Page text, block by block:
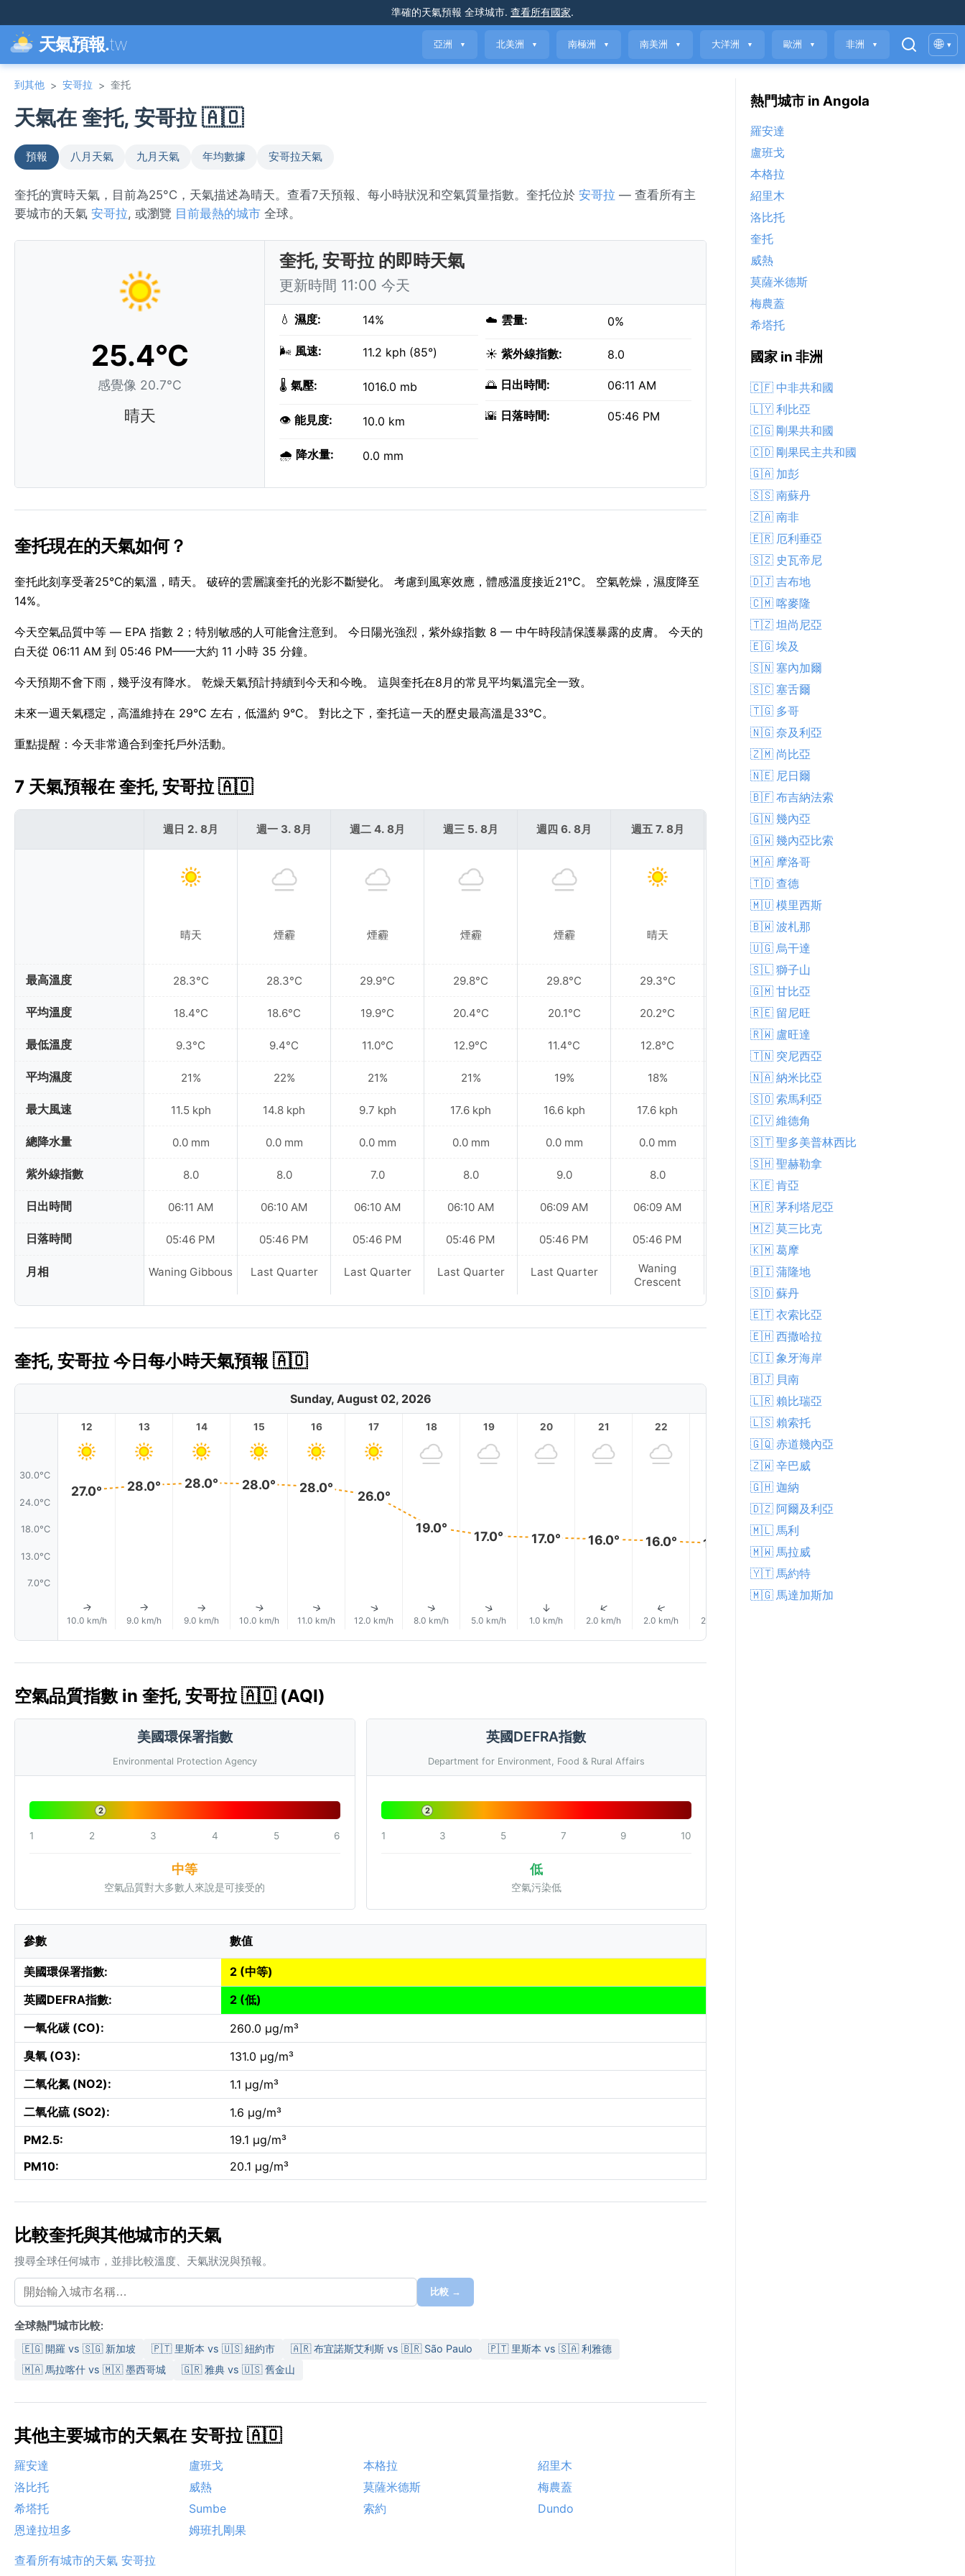
準確的天氣預報 全球城市. 查看所有國家.
天氣預報.tw 亞洲 ▼ 北美洲 ▼ 南極洲 ▼ 南美洲 ▼ 大洋洲 ▼ 歐洲 ▼ 非洲 ▼ 🌐 ▾
到其他 > 安哥拉 > 奎托
天氣在 奎托, 安哥拉 🇦🇴
預報 八月天氣 九月天氣 年均數據 安哥拉天氣
奎托的實時天氣，目前為25°C，天氣描述為晴天。查看7天預報、每小時狀況和空氣質量指數。奎托位於 安哥拉 — 查看所有主
要城市的天氣 安哥拉, 或瀏覽 目前最熱的城市 全球。
25.4°C
感覺像 20.7°C
晴天
奎托, 安哥拉 的即時天氣
更新時間 11:00 今天
💧 濕度: 14%
🌬️ 風速: 11.2 kph (85°)
🌡️ 氣壓: 1016.0 mb
👁️ 能見度: 10.0 km
🌧️ 降水量: 0.0 mm
☁️ 雲量: 0%
☀️ 紫外線指數: 8.0
🌅 日出時間: 06:11 AM
🌇 日落時間: 05:46 PM
奎托現在的天氣如何？
奎托此刻享受著25°C的氣溫，晴天。 破碎的雲層讓奎托的光影不斷變化。 考慮到風寒效應，體感溫度接近21°C。 空氣乾燥，濕度降至
14%。
今天空氣品質中等 — EPA 指數 2；特別敏感的人可能會注意到。 今日陽光強烈，紫外線指數 8 — 中午時段請保護暴露的皮膚。 今天的
白天從 06:11 AM 到 05:46 PM——大約 11 小時 35 分鐘。
今天預期不會下雨，幾乎沒有降水。 乾燥天氣預計持續到今天和今晚。 這與奎托在8月的常見平均氣溫完全一致。
未來一週天氣穩定，高溫維持在 29°C 左右，低溫約 9°C。 對比之下，奎托這一天的歷史最高溫是33°C。
重點提醒：今天非常適合到奎托戶外活動。
7 天氣預報在 奎托, 安哥拉 🇦🇴
最高溫度
平均溫度
最低溫度
平均濕度
最大風速
總降水量
紫外線指數
日出時間
日落時間
月相
週日 2. 8月
晴天
28.3°C
18.4°C
9.3°C
21%
11.5 kph
0.0 mm
8.0
06:11 AM
05:46 PM
Waning Gibbous
週一 3. 8月
煙霾
28.3°C
18.6°C
9.4°C
22%
14.8 kph
0.0 mm
8.0
06:10 AM
05:46 PM
Last Quarter
週二 4. 8月
煙霾
29.9°C
19.9°C
11.0°C
21%
9.7 kph
0.0 mm
7.0
06:10 AM
05:46 PM
Last Quarter
週三 5. 8月
煙霾
29.8°C
20.4°C
12.9°C
21%
17.6 kph
0.0 mm
8.0
06:10 AM
05:46 PM
Last Quarter
週四 6. 8月
煙霾
29.8°C
20.1°C
11.4°C
19%
16.6 kph
0.0 mm
9.0
06:09 AM
05:46 PM
Last Quarter
週五 7. 8月
晴天
29.3°C
20.2°C
12.8°C
18%
17.6 kph
0.0 mm
8.0
06:09 AM
05:46 PM
Waning
Crescent
週六 8. 8月
晴天
20.1°C
17%
0.0 mm
06:08 AM
Waning
奎托, 安哥拉 今日每小時天氣預報 🇦🇴
Sunday, August 02, 2026
30.0°C
24.0°C
18.0°C
13.0°C
7.0°C
12
27.0°
↑
10.0 km/h
13
28.0°
↑
9.0 km/h
14
28.0°
↑
9.0 km/h
15
28.0°
↑
10.0 km/h
16
28.0°
↑
11.0 km/h
17
26.0°
↑
12.0 km/h
18
19.0°
↑
8.0 km/h
19
17.0°
↑
5.0 km/h
20
17.0°
↑
1.0 km/h
21
16.0°
↑
2.0 km/h
22
16.0°
↑
2.0 km/h
15.0°
2.0 km/h
14.0°
空氣品質指數 in 奎托, 安哥拉 🇦🇴 (AQI)
美國環保署指數
Environmental Protection Agency
2
1 2 3 4 5 6
中等
空氣品質對大多數人來說是可接受的
英國DEFRA指數
Department for Environment, Food & Rural Affairs
2
1 3 5 7 9 10
低
空氣污染低
參數 數值
美國環保署指數:
2 (中等)
英國DEFRA指數:
2 (低)
一氧化碳 (CO):
260.0 µg/m³
臭氧 (O3):
131.0 µg/m³
二氧化氮 (NO2):
1.1 µg/m³
二氧化硫 (SO2):
1.6 µg/m³
PM2.5:
19.1 µg/m³
PM10:
20.1 µg/m³
比較奎托與其他城市的天氣
搜尋全球任何城市，並排比較溫度、天氣狀況與預報。
比較 →
全球熱門城市比較:
🇪🇬 開羅 vs 🇸🇬 新加坡 🇵🇹 里斯本 vs 🇺🇸 紐約市 🇦🇷 布宜諾斯艾利斯 vs 🇧🇷 São Paulo
🇵🇹 里斯本 vs 🇸🇦 利雅德
🇲🇦 馬拉喀什 vs 🇲🇽 墨西哥城
🇬🇷 雅典 vs 🇺🇸 舊金山
其他主要城市的天氣在 安哥拉 🇦🇴
羅安達 盧班戈 本格拉
紹里木
洛比托
威熱 莫薩米德斯
梅農蓋
希塔托
Sumbe 索約
Dundo
恩達拉坦多
姆班扎剛果
查看所有城市的天氣 安哥拉
熱門城市 in Angola
羅安達
盧班戈
本格拉
紹里木
洛比托
奎托
威熱
莫薩米德斯
梅農蓋
希塔托
國家 in 非洲
🇨🇫 中非共和國
🇱🇾 利比亞
🇨🇬 剛果共和國
🇨🇩 剛果民主共和國
🇬🇦 加彭
🇸🇸 南蘇丹
🇿🇦 南非
🇪🇷 厄利垂亞
🇸🇿 史瓦帝尼
🇩🇯 吉布地
🇨🇲 喀麥隆
🇹🇿 坦尚尼亞
🇪🇬 埃及
🇸🇳 塞內加爾
🇸🇨 塞舌爾
🇹🇬 多哥
🇳🇬 奈及利亞
🇿🇲 尚比亞
🇳🇪 尼日爾
🇧🇫 布吉納法索
🇬🇳 幾內亞
🇬🇼 幾內亞比索
🇲🇦 摩洛哥
🇹🇩 查德
🇲🇺 模里西斯
🇧🇼 波札那
🇺🇬 烏干達
🇸🇱 獅子山
🇬🇲 甘比亞
🇷🇪 留尼旺
🇷🇼 盧旺達
🇹🇳 突尼西亞
🇳🇦 納米比亞
🇸🇴 索馬利亞
🇨🇻 維德角
🇸🇹 聖多美普林西比
🇸🇭 聖赫勒拿
🇰🇪 肯亞
🇲🇷 茅利塔尼亞
🇲🇿 莫三比克
🇰🇲 葛摩
🇧🇮 蒲隆地
🇸🇩 蘇丹
🇪🇹 衣索比亞
🇪🇭 西撒哈拉
🇨🇮 象牙海岸
🇧🇯 貝南
🇱🇷 賴比瑞亞
🇱🇸 賴索托
🇬🇶 赤道幾內亞
🇿🇼 辛巴威
🇬🇭 迦納
🇩🇿 阿爾及利亞
🇲🇱 馬利
🇲🇼 馬拉威
🇾🇹 馬約特
🇲🇬 馬達加斯加